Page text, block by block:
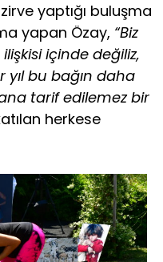
yaptığı buluşma
yapan Özay, “Biz
içinde değiliz,
yıl bu bağın daha
tarif edilemez bir
herkese